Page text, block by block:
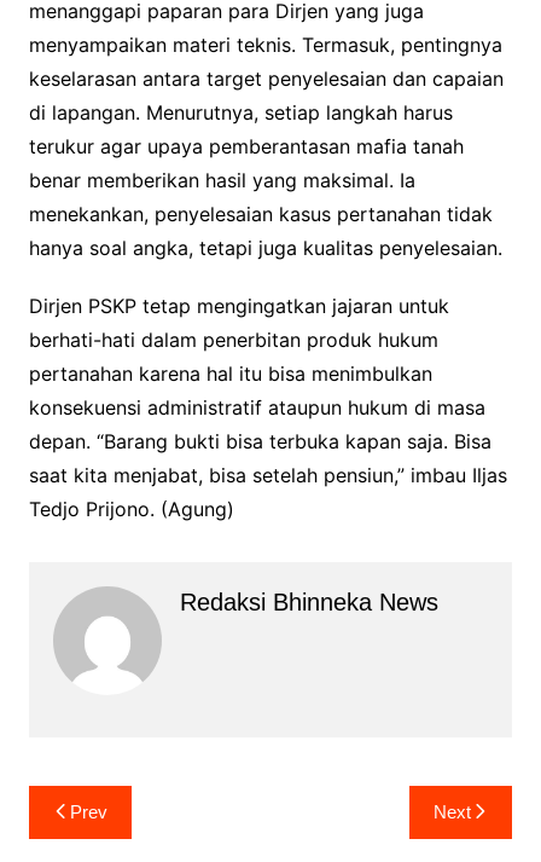
menanggapi paparan para Dirjen yang juga
menyampaikan materi teknis. Termasuk, pentingnya
keselarasan antara target penyelesaian dan capaian
di lapangan. Menurutnya, setiap langkah harus
terukur agar upaya pemberantasan mafia tanah
benar memberikan hasil yang maksimal. Ia
menekankan, penyelesaian kasus pertanahan tidak
hanya soal angka, tetapi juga kualitas penyelesaian.
Dirjen PSKP tetap mengingatkan jajaran untuk
berhati-hati dalam penerbitan produk hukum
pertanahan karena hal itu bisa menimbulkan
konsekuensi administratif ataupun hukum di masa
depan. “Barang bukti bisa terbuka kapan saja. Bisa
saat kita menjabat, bisa setelah pensiun,” imbau Iljas
Tedjo Prijono. (Agung)
Redaksi Bhinneka News
Navigasi
pos
Prev Next